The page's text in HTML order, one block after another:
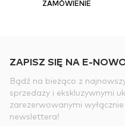
ZAMÓWIENIE
ZAPISZ SIĘ NA E-
Bądź na bieżąco z
sprzedaży i ekskluzywnymi
zarezerwowanymi
newslettera!